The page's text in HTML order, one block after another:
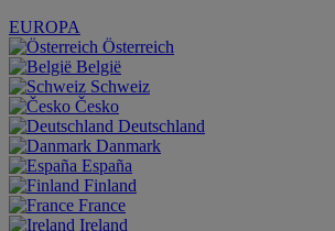
EUROPA
Österreich
België
Schweiz
Česko
Deutschland
Danmark
España
Finland
France
Ireland